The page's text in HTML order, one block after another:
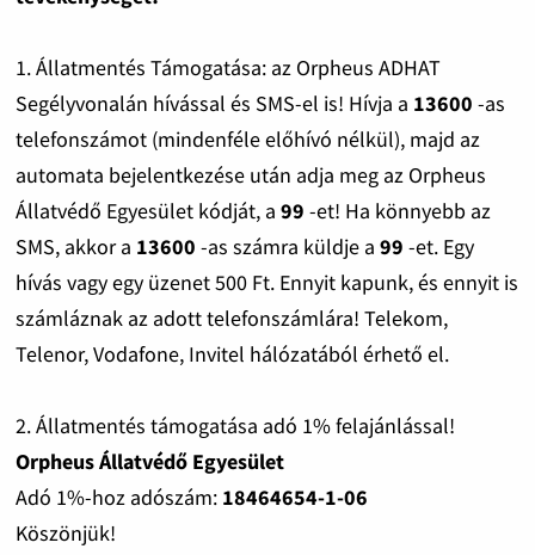
1. Állatmentés Támogatása: az Orpheus ADHAT
Segélyvonalán hívással és SMS-el is! Hívja a 13600 -as
telefonszámot (mindenféle előhívó nélkül), majd az
automata bejelentkezése után adja meg az Orpheus
Állatvédő Egyesület kódját, a 99 -et! Ha könnyebb az
SMS, akkor a 13600 -as számra küldje a 99 -et. Egy
hívás vagy egy üzenet 500 Ft. Ennyit kapunk, és ennyit is
számláznak az adott telefonszámlára! Telekom,
Telenor, Vodafone, Invitel hálózatából érhető el.
2. Állatmentés támogatása adó 1% felajánlással!
Orpheus Állatvédő Egyesület
Adó 1%-hoz adószám: 18464654-1-06
Köszönjük!